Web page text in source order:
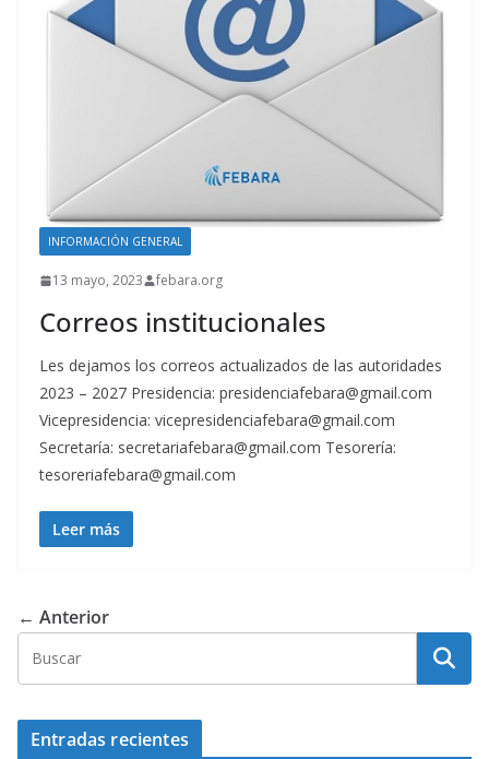
INFORMACIÓN GENERAL
13 mayo, 2023 febara.org
Correos institucionales
Les dejamos los correos actualizados de las autoridades
2023 – 2027 Presidencia: presidenciafebara@gmail.com
Vicepresidencia: vicepresidenciafebara@gmail.com
Secretaría: secretariafebara@gmail.com Tesorería:
tesoreriafebara@gmail.com
Leer más
← Anterior
Entradas recientes